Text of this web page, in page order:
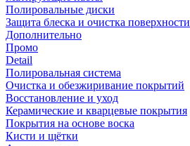
Полировальные диски
Защита блеска и очистка поверхности
Дополнительно
Промо
Detail
Полировальная система
Очистка и обезжиривание покрытий
Восстановление и уход
Керамические и кварцевые покрытия
Покрытия на основе воска
Кисти и щётки